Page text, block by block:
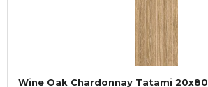
Wine Oak Chardonnay Tatami 20x80